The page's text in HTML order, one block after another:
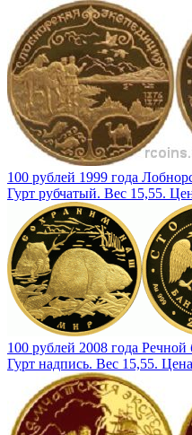
100 рублей 1999 года
Гурт рубчатый. Вес 15,55.
100 рублей 2008 года Речной
Гурт надпись. Вес 15,55.